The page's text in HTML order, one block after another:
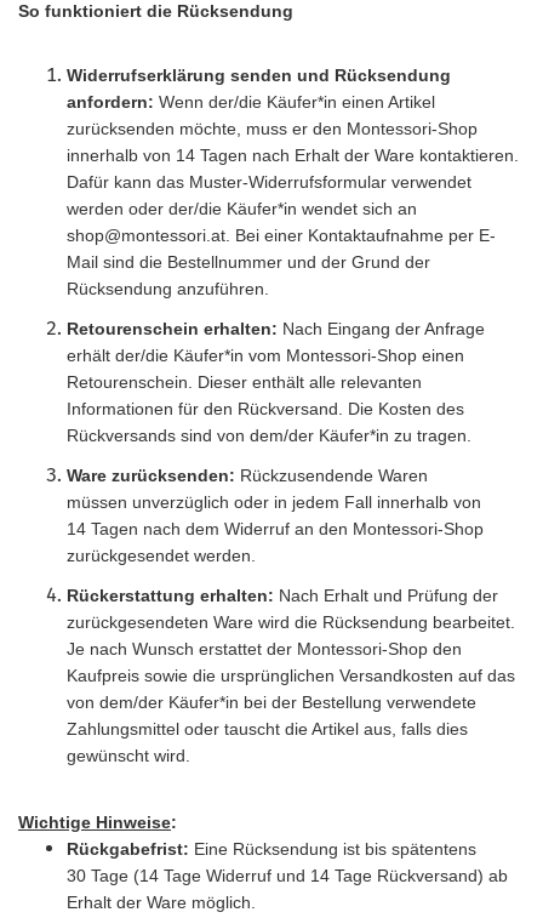
So funktioniert die Rücksendung
Widerrufserklärung senden und Rücksendung
anfordern: Wenn der/die Käufer*in einen Artikel
zurücksenden möchte, muss er den Montessori-Shop
innerhalb von 14 Tagen nach Erhalt der Ware kontaktieren.
Dafür kann das Muster-Widerrufsformular verwendet
werden oder der/die Käufer*in wendet sich an
shop@montessori.at. Bei einer Kontaktaufnahme per E-
Mail sind die Bestellnummer und der Grund der
Rücksendung anzuführen.
Retourenschein erhalten: Nach Eingang der Anfrage
erhält der/die Käufer*in vom Montessori-Shop einen
Retourenschein. Dieser enthält alle relevanten
Informationen für den Rückversand. Die Kosten des
Rückversands sind von dem/der Käufer*in zu tragen.
Ware zurücksenden: Rückzusendende Waren
müssen unverzüglich oder in jedem Fall innerhalb von
14 Tagen nach dem Widerruf an den Montessori-Shop
zurückgesendet werden.
Rückerstattung erhalten: Nach Erhalt und Prüfung der
zurückgesendeten Ware wird die Rücksendung bearbeitet.
Je nach Wunsch erstattet der Montessori-Shop den
Kaufpreis sowie die ursprünglichen Versandkosten auf das
von dem/der Käufer*in bei der Bestellung verwendete
Zahlungsmittel oder tauscht die Artikel aus, falls dies
gewünscht wird.
Wichtige Hinweise:
Rückgabefrist: Eine Rücksendung ist bis spätentens
30 Tage (14 Tage Widerruf und 14 Tage Rückversand) ab
Erhalt der Ware möglich.